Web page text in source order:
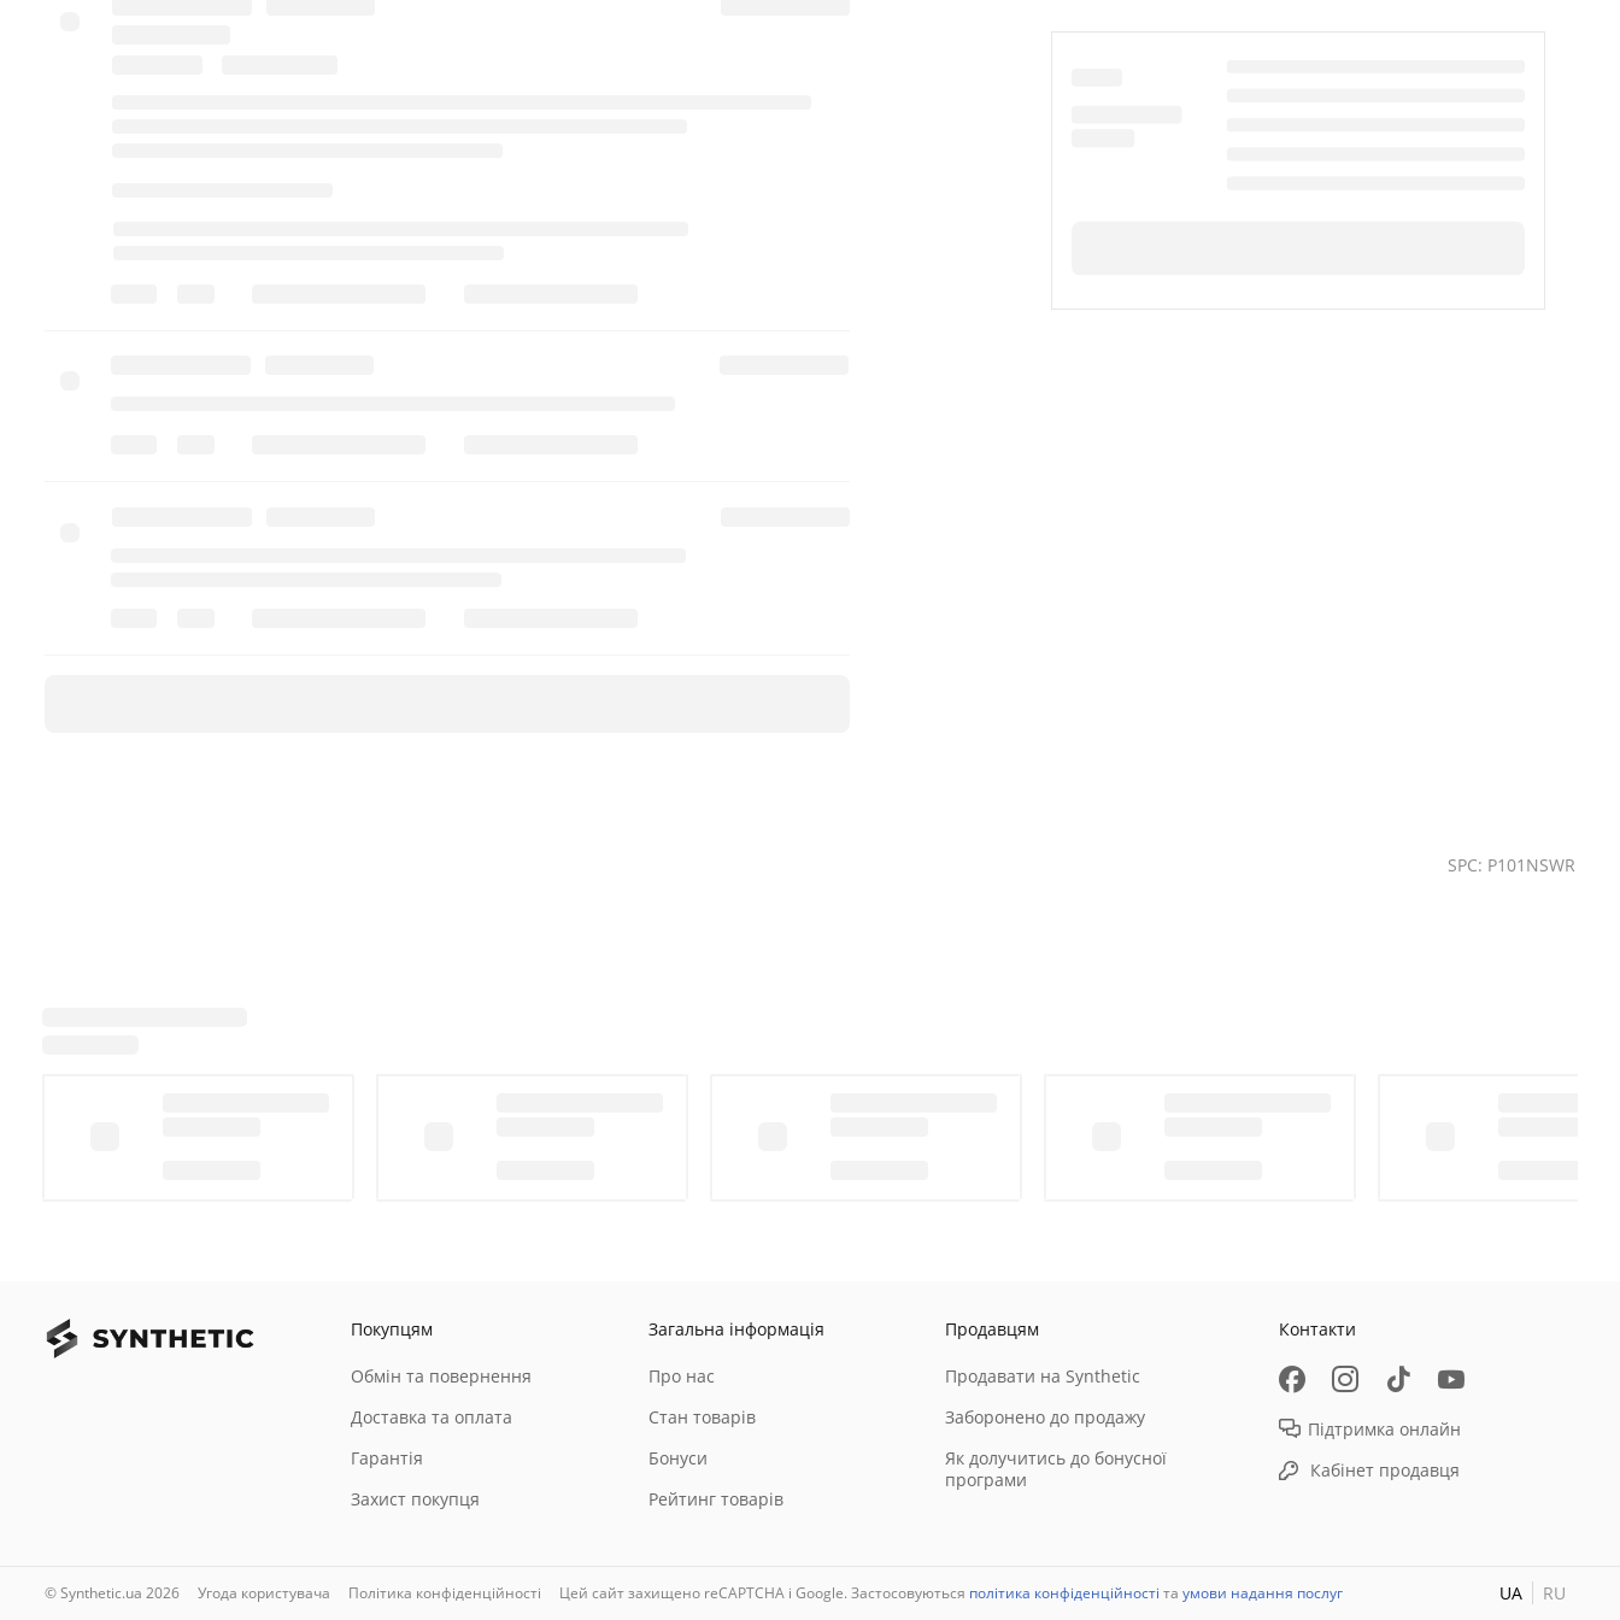
SPC: P101NSWR
Покупцям
Обмін та повернення
Доставка та оплата
Гарантія
Захист покупця
Загальна інформація
Про нас
Стан товарів
Бонуси
Рейтинг товарів
Продавцям
Продавати на Synthetic
Заборонено до продажу
Як долучитись до бонусної
програми
Контакти
Підтримка онлайн
Кабінет продавця
© Synthetic.ua 2026 Угода користувача Політика конфіденційності Цей сайт захищено reCAPTCHA і Google. Застосовуються політика конфіденційності та умови надання послуг UA RU